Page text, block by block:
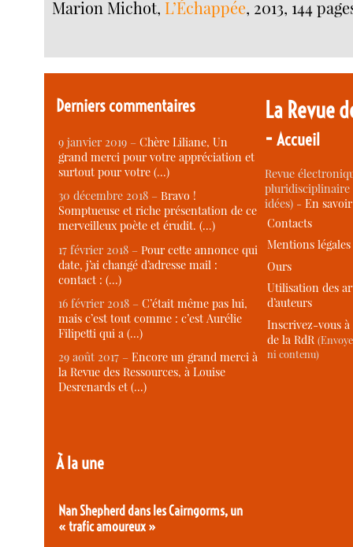
Marion Michot, L’Échappée, 2013, 144
Derniers commentaires
9 janvier 2019 –Chère Liliane, Un
grand merci pour votre appréciation et
surtout pour votre (…)
30 décembre 2018 –Bravo !
Somptueuse et riche présentation de ce
merveilleux poète et érudit. (…)
17 février 2018 –Pour cette annonce qui
date, j’ai changé d’adresse mail :
contact : (…)
16 février 2018 –C’était même pas lui,
mais c’est tout comme : c’est Aurélie
Filipetti qui a (…)
29 août 2017 –Encore un grand merci à
la Revue des Ressources, à Louise
Desrenards et (…)
À la une
Nan Shepherd dans les Cairngorms, un
« trafic amoureux »
La Revue
-Accueil
Revue
idées) -En
Contacts
Mentions légales
Ours
Utilisation des
d’auteurs
Inscrivez-vous
de la RdR
ni contenu)